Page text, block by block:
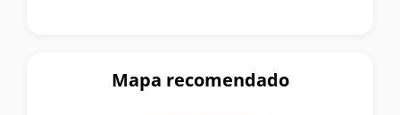
Mapa recomendado